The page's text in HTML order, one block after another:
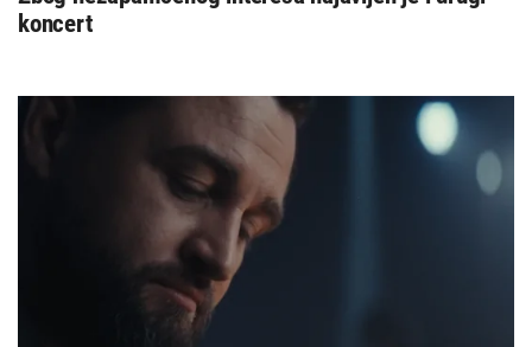
koncert